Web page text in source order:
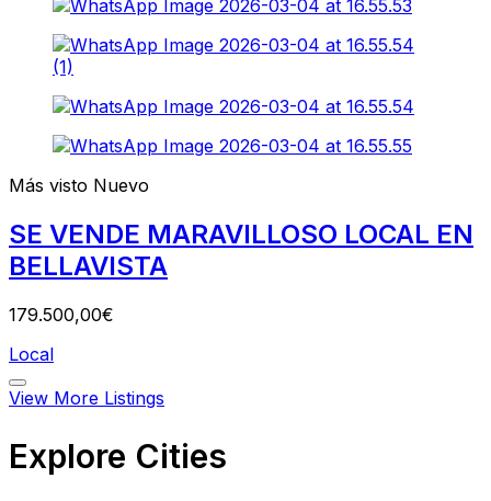
Más visto Nuevo
SE VENDE MARAVILLOSO LOCAL EN
BELLAVISTA
179.500,00€
Local
View More Listings
Explore Cities